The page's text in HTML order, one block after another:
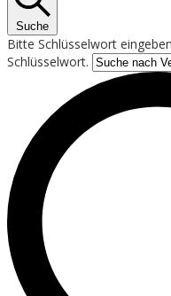
Suche
Bitte Schlüsselwort
Schlüsselwort.